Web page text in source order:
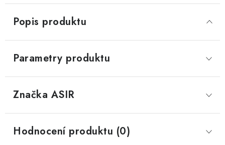
Popis produktu
Parametry produktu
Značka ASIR
Hodnocení produktu (0)